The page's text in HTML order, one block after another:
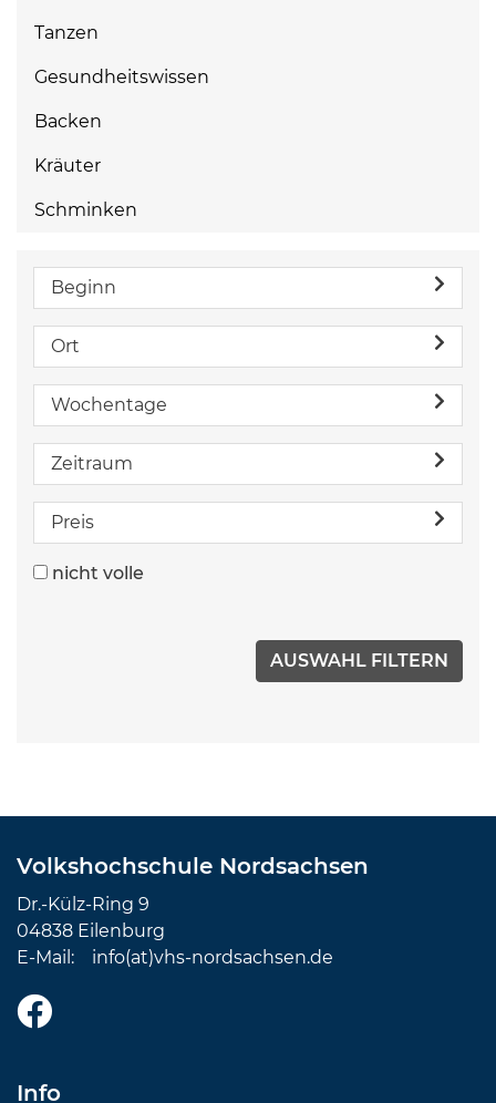
Tanzen
Gesundheitswissen
Backen
Kräuter
Schminken
Beginn
Ort
Wochentage
Zeitraum
Preis
nicht volle
Volkshochschule Nordsachsen
Dr.-Külz-Ring 9
04838 Eilenburg
E-Mail: info(at)vhs-nordsachsen.de
Info